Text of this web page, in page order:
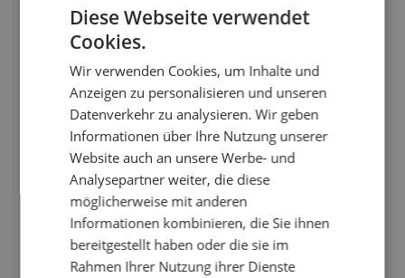
Diese Webseite verwendet
Cookies.
Wir verwenden Cookies, um Inhalte und
Anzeigen zu personalisieren und unseren
Datenverkehr zu analysieren. Wir geben
Informationen über Ihre Nutzung unserer
Website auch an unsere Werbe- und
Analysepartner weiter, die diese
möglicherweise mit anderen
Informationen kombinieren, die Sie ihnen
bereitgestellt haben oder die sie im
Rahmen Ihrer Nutzung ihrer Dienste